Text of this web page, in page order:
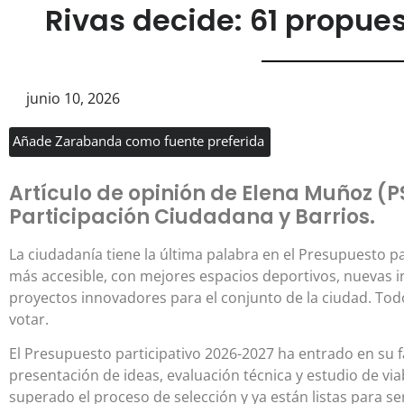
Rivas decide: 61
junio 10, 2026
Añade Zarabanda como fuente preferida
Artículo de opinión de Elena Muñoz
Participación Ciudadana y Barrios.
La ciudadanía tiene la última palabra en el Presupuesto
más accesible, con mejores espacios deportivos,
proyectos innovadores para el conjunto de la ciudad.
votar.
El Presupuesto participativo 2026-2027 ha entrado en su
presentación de ideas, evaluación técnica y estudio de
superado el proceso de selección y ya están listas para